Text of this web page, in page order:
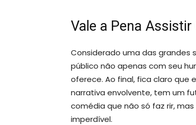
Vale a Pena Assistir
Considerado uma das grandes
público não apenas com seu
oferece. Ao final, fica claro que
narrativa envolvente, tem um
comédia que não só faz rir,
imperdível.